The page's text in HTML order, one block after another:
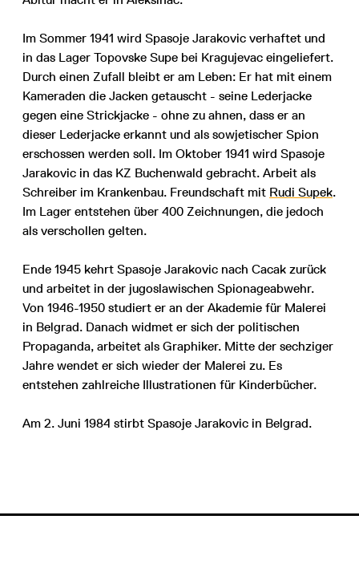
Im Sommer 1941 wird Spasoje Jarakovic verhaftet und
in das Lager Topovske Supe bei Kragujevac eingeliefert.
Durch einen Zufall bleibt er am Leben: Er hat mit einem
Kameraden die Jacken getauscht - seine Lederjacke
gegen eine Strickjacke - ohne zu ahnen, dass er an
dieser Lederjacke erkannt und als sowjetischer Spion
erschossen werden soll. Im Oktober 1941 wird Spasoje
Jarakovic in das KZ Buchenwald gebracht. Arbeit als
Schreiber im Krankenbau. Freundschaft mit Rudi Supek.
Im Lager entstehen über 400 Zeichnungen, die jedoch
als verschollen gelten.
Ende 1945 kehrt Spasoje Jarakovic nach Cacak zurück
und arbeitet in der jugoslawischen Spionageabwehr.
Von 1946-1950 studiert er an der Akademie für Malerei
in Belgrad. Danach widmet er sich der politischen
Propaganda, arbeitet als Graphiker. Mitte der sechziger
Jahre wendet er sich wieder der Malerei zu. Es
entstehen zahlreiche Illustrationen für Kinderbücher.
Am 2. Juni 1984 stirbt Spasoje Jarakovic in Belgrad.